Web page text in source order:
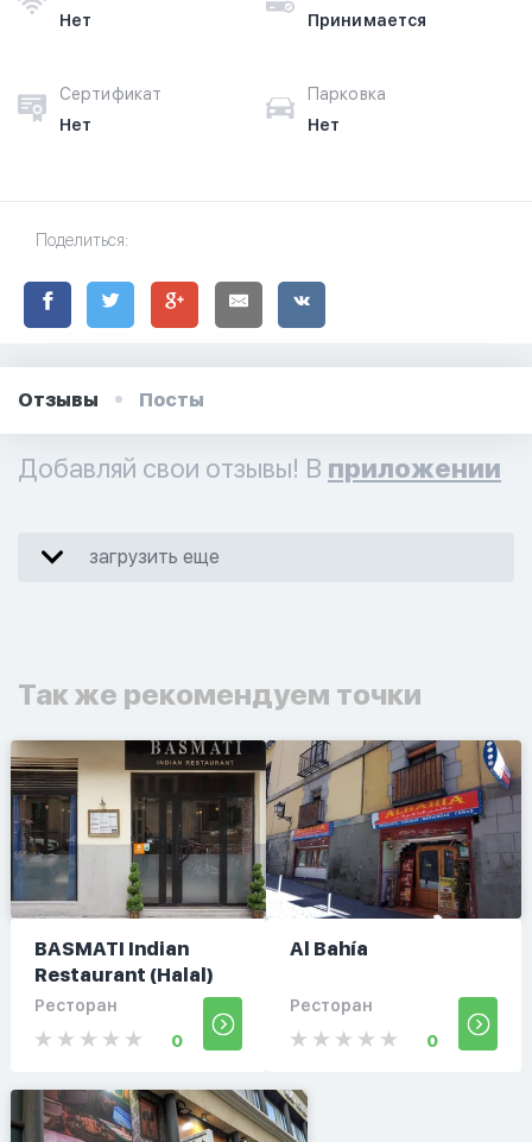
Нет
Принимается
Сертификат
Нет
Парковка
Нет
Поделиться:
Отзывы Посты
Добавляй свои отзывы! В приложении
загрузить еще
Так же рекомендуем точки
BASMATI Indian
Restaurant (Halal)
Ресторан
0
Al Bahía
Ресторан
0